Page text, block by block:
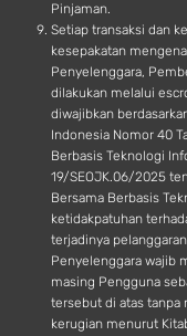
Pinjaman.
Setiap transaksi dan
kesepakatan
Penyelenggara,
dilakukan melalui
diwajibkan
Indonesia Nomor 40
Berbasis Teknologi
19/SEOJK.06/2025
Bersama Berbasis
ketidakpatuhan
terjadinya
Penyelenggara wajib
masing Pengguna
tersebut di atas tanpa
kerugian menurut